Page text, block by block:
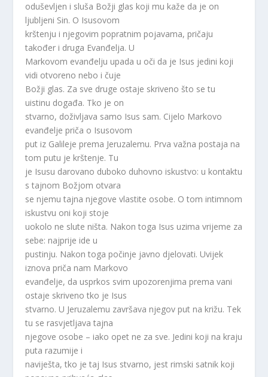
oduševljen i sluša Božji glas koji mu kaže da je on
ljubljeni Sin. O Isusovom
krštenju i njegovim popratnim pojavama, pričaju
također i druga Evanđelja. U
Markovom evanđelju upada u oči da je Isus jedini koji
vidi otvoreno nebo i čuje
Božji glas. Za sve druge ostaje skriveno što se tu
uistinu događa. Tko je on
stvarno, doživljava samo Isus sam. Cijelo Markovo
evanđelje priča o Isusovom
put iz Galileje prema Jeruzalemu. Prva važna postaja na
tom putu je krštenje. Tu
je Isusu darovano duboko duhovno iskustvo: u kontaktu
s tajnom Božjom otvara
se njemu tajna njegove vlastite osobe. O tom intimnom
iskustvu oni koji stoje
uokolo ne slute ništa. Nakon toga Isus uzima vrijeme za
sebe: najprije ide u
pustinju. Nakon toga počinje javno djelovati. Uvijek
iznova priča nam Markovo
evanđelje, da usprkos svim upozorenjima prema vani
ostaje skriveno tko je Isus
stvarno. U Jeruzalemu završava njegov put na križu. Tek
tu se rasvjetljava tajna
njegove osobe – iako opet ne za sve. Jedini koji na kraju
puta razumije i
naviješta, tko je taj Isus stvarno, jest rimski satnik koji